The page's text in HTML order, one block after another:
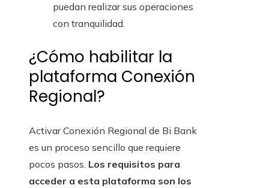
puedan realizar sus operaciones
con tranquilidad.
¿Cómo habilitar la
plataforma Conexión
Regional?
Activar Conexión Regional de Bi Bank
es un proceso sencillo que requiere
pocos pasos. Los requisitos para
acceder a esta plataforma son los